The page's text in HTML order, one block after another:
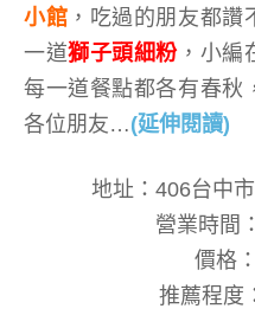
小館 ，吃過的朋友都
一道獅子頭細粉 ，小編
每一道餐點都各有春秋
各位朋友…(延伸閱讀)
地址：406台中
營業時間
價格
推薦程度